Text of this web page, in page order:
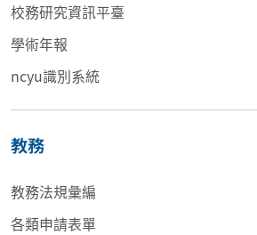
校務研究資訊平臺
學術年報
ncyu識別系統
教務
教務法規彙編
各類申請表單